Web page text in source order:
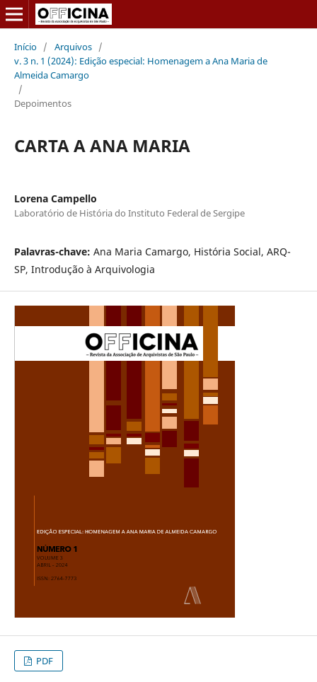
Início / Arquivos /
v. 3 n. 1 (2024): Edição especial: Homenagem a Ana Maria de
Almeida Camargo
/
Depoimentos
CARTA A ANA MARIA
Lorena Campello
Laboratório de História do Instituto Federal de Sergipe
Palavras-chave: Ana Maria Camargo, História Social, ARQ-
SP, Introdução à Arquivologia
PDF